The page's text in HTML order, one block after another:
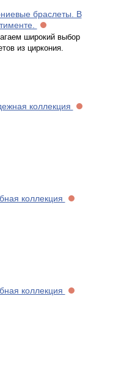
браслеты. В
широкий выбор
из циркония.
коллекция
коллекция
коллекция